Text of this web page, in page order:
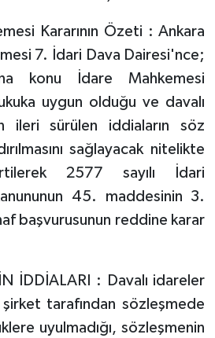
Kararının Özeti : Ankara
7. İdari Dava Dairesi'nce;
konu İdare Mahkemesi
uygun olduğu ve davalı
ileri sürülen iddiaların söz
sağlayacak nitelikte
2577 sayılı İdari
45. maddesinin 3.
başvurusunun reddine karar
İDDİALARI : Davalı idareler
şirket tarafından sözleşmede
uyulmadığı, sözleşmenin